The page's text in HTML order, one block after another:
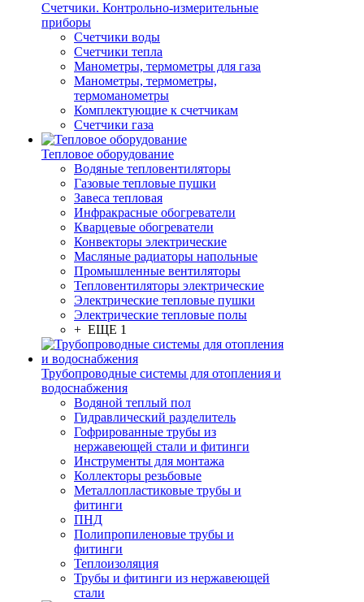
Счетчики. Контрольно-измерительные
приборы
Счетчики воды
Счетчики тепла
Манометры, термометры для газа
Манометры, термометры,
термоманометры
Комплектующие к счетчикам
Счетчики газа
Тепловое оборудование
Водяные тепловентиляторы
Газовые тепловые пушки
Завеса тепловая
Инфракрасные обогреватели
Кварцевые обогреватели
Конвекторы электрические
Масляные радиаторы напольные
Промышленные вентиляторы
Тепловентиляторы электрические
Электрические тепловые пушки
Электрические тепловые полы
+ ЕЩЕ 1
Трубопроводные системы для отопления и
водоснабжения
Водяной теплый пол
Гидравлический разделитель
Гофрированные трубы из
нержавеющей стали и фитинги
Инструменты для монтажа
Коллекторы резьбовые
Металлопластиковые трубы и
фитинги
ПНД
Полипропиленовые трубы и
фитинги
Теплоизоляция
Трубы и фитинги из нержавеющей
стали